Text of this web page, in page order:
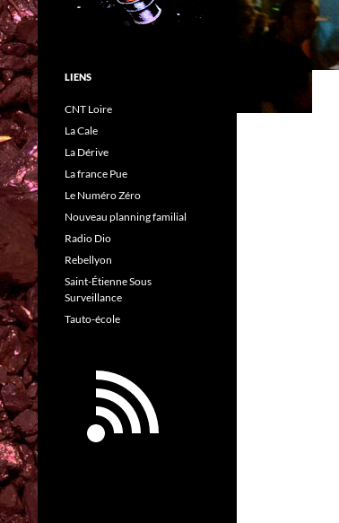
LIENS
CNT Loire
La Cale
La Dérive
La france Pue
Le Numéro Zéro
Nouveau planning familial
Radio Dio
Rebellyon
Saint-Étienne Sous
Surveillance
Tauto-école